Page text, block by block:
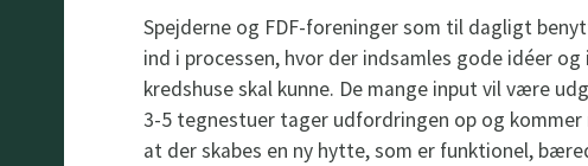
Spejderne og FDF-foreninger som til dagligt
ind i processen, hvor der indsamles gode idéer
kredshuse skal kunne. De mange input vil være
3-5 tegnestuer tager udfordringen op og
at der skabes en ny hytte, som er funktionel,